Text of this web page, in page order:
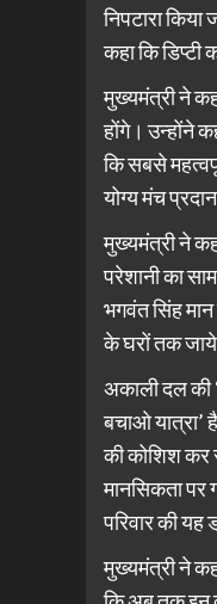
निपटारा
कहा कि
मुख्यमंत्री ने
होंगे। उन्होंने
कि सबसे
योग्य मंच
मुख्यमंत्री ने
परेशानी का
भगवंत सिंह
के घरों तक
अकाली दल की
बचाओ यात्रा’
की कोशिश कर
मानसिकता
परिवार की यह
मुख्यमंत्री ने